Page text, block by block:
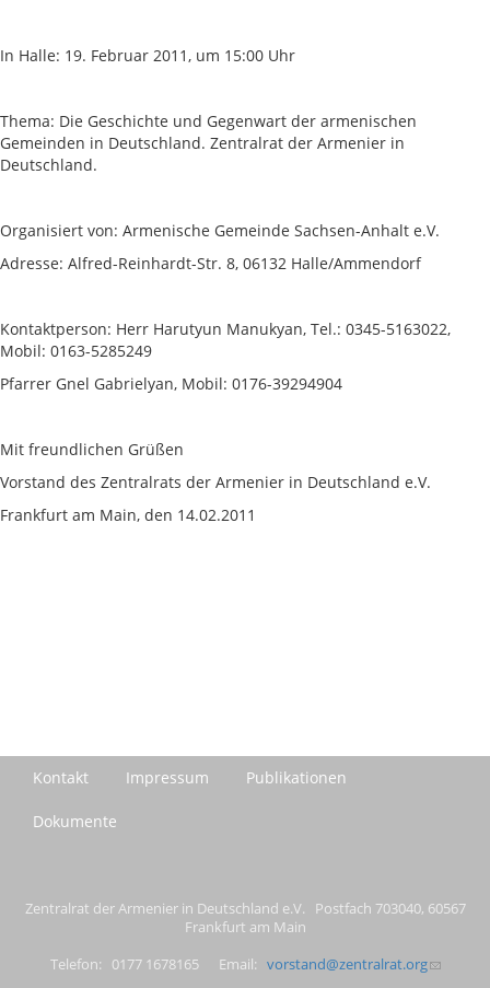
In Halle: 19. Februar 2011, um 15:00 Uhr
Thema: Die Geschichte und Gegenwart der armenischen
Gemeinden in Deutschland. Zentralrat der Armenier in
Deutschland.
Organisiert von: Armenische Gemeinde Sachsen-Anhalt e.V.
Adresse: Alfred-Reinhardt-Str. 8, 06132 Halle/Ammendorf
Kontaktperson: Herr Harutyun Manukyan, Tel.: 0345-5163022,
Mobil: 0163-5285249
Pfarrer Gnel Gabrielyan, Mobil: 0176-39294904
Mit freundlichen Grüßen
Vorstand des Zentralrats der Armenier in Deutschland e.V.
Frankfurt am Main, den 14.02.2011
Kontakt Impressum Publikationen
Dokumente
Zentralrat der Armenier in Deutschland e.V. Postfach 703040, 60567
Frankfurt am Main
Telefon: 0177 1678165 Email: vorstand@zentralrat.org